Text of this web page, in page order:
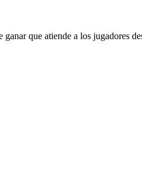
que atiende a los jugadores